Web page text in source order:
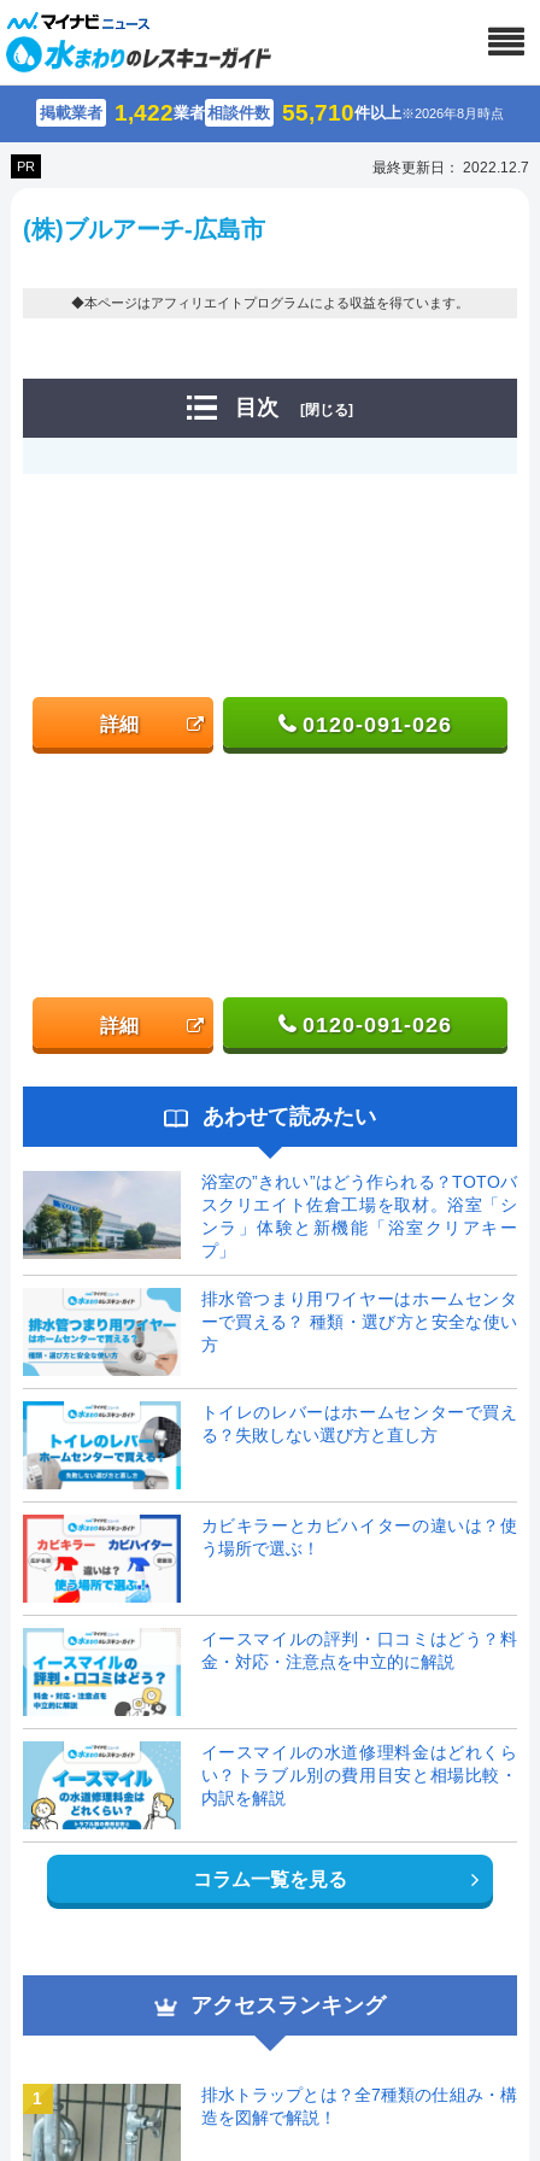
掲載業者 1,422業者相談件数 55,710件以上※2026年8月時点
PR 最終更新日： 2022.12.7
(株)ブルアーチ-広島市
◆本ページはアフィリエイトプログラムによる収益を得ています。
目次 [閉じる]
詳細 0120-091-026
詳細 0120-091-026
あわせて読みたい
浴室の”きれい”はどう作られる？TOTOバ
スクリエイト佐倉工場を取材。浴室「シ
ンラ」体験と新機能「浴室クリアキー
プ」
排水管つまり用ワイヤーはホームセンタ
ーで買える？ 種類・選び方と安全な使い
方
トイレのレバーはホームセンターで買え
る？失敗しない選び方と直し方
カビキラーとカビハイターの違いは？使
う場所で選ぶ！
イースマイルの評判・口コミはどう？料
金・対応・注意点を中立的に解説
イースマイルの水道修理料金はどれくら
い？トラブル別の費用目安と相場比較・
内訳を解説
コラム一覧を見る
アクセスランキング
1
排水トラップとは？全7種類の仕組み・構
造を図解で解説！